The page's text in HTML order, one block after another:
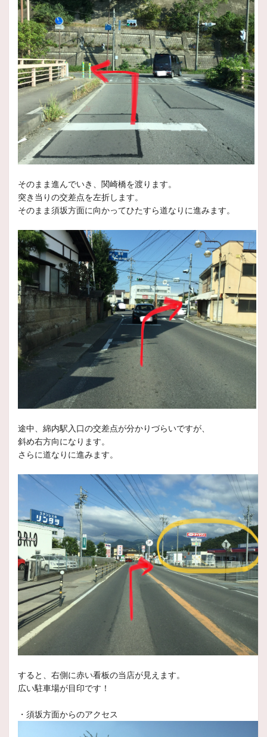
2025年6月23日
スタッフ日記
パンクにご注意ください
いつもスタッフ日記をご覧頂きありがとうございます 本日
2025年6月5日
スタッフ日記
梅雨直前になりましたね！
皆様いつもご閲覧ありがとうございます。梅雨の時期が近づいて急な雨が降ってくる日もありますね！
スタッフ日記
燕帰ってきました～～～～
いつもスタッフ日記をご覧頂きありがとうございます
2025年5月29日
スタッフ日記
久々の雨でしたね！
皆様いつもご閲覧ありがとうございます。久々に雨が降りましたね！
2025年5月22日
夏タイヤ続々ご予約頂いておりま
す！！！
2025年4月28日
現在開催中のイベント残り今日を含め２
日
2025年4月24日
スタッフ日記
現在開催中のイベント残り期間僅
か！！！
いつもスタッフ日記をご覧頂きありがとうございます。 本
2025年4月10日
スタッフ日記
現在イベント開催中！！！
2025年4月1日
軽トラックタイヤ只今売れ筋です！！
そのまま進んでいき、関崎橋を渡ります。
突き当りの交差点を左折します。
そのまま須坂方面に向かってひたすら道なりに進みます。
途中、綿内駅入口の交差点が分かりづらいですが、
斜め右方向になります。
さらに道なりに進みます。
すると、右側に赤い看板の当店が見えます。
広い駐車場が目印です！
・須坂方面からのアクセス